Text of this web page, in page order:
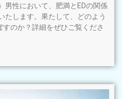
男性において、肥満とEDの関係
たします。果たして、どのよう
のか？詳細をぜひご覧くださ